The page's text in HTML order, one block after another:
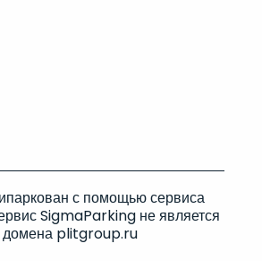
с помощью сервиса
SigmaParking не является
домена plitgroup.ru